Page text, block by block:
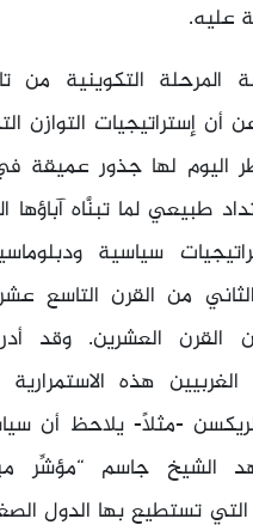
عليه.
المرحلة التكوينية من
إستراتيجيات التوازن
اليوم لها جذور عميقة
طبيعي لما تبنَّاه
سياسية
من القرن التاسع
القرن العشرين. وقد
الغربيين هذه الاستمرارية
-مثلًا- يلاحظ أن
الشيخ جاسم “مؤشِّر
التي تستطيع بها الدول